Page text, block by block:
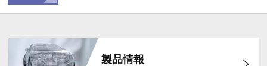
製品情報